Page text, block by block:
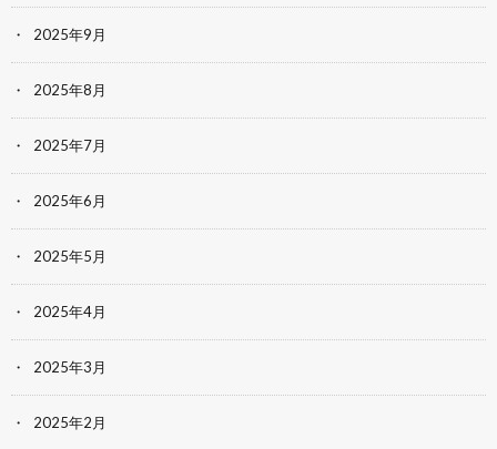
2025年9月
2025年8月
2025年7月
2025年6月
2025年5月
2025年4月
2025年3月
2025年2月